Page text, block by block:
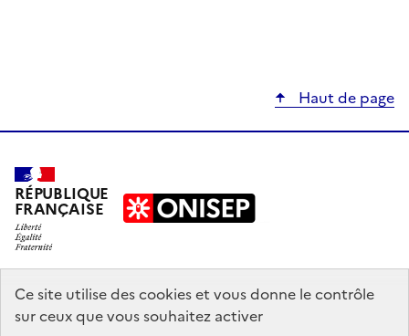
Ce site utilise des cookies et vous donne le contrôle
sur ceux que vous souhaitez activer
Haut de page
RÉPUBLIQUE
FRANÇAISE
education.gouv.fr
enseignementsup-recherche.gouv.fr